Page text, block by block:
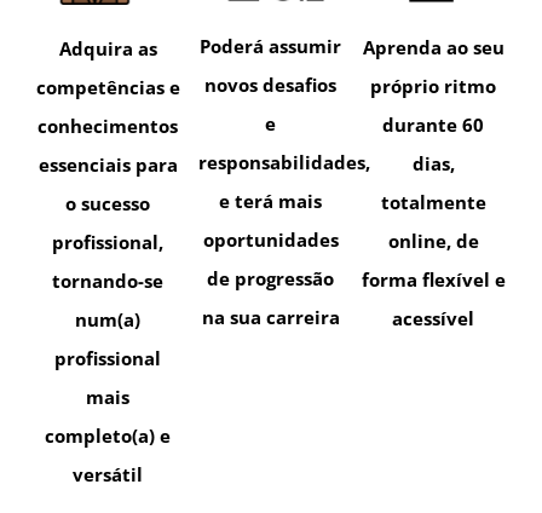
Adquira as
competências e
conhecimentos
essenciais para
o sucesso
profissional,
tornando-se
num(a)
profissional
mais
completo(a) e
versátil
Poderá assumir
novos desafios
e
responsabilidades,
e terá mais
oportunidades
de progressão
na sua carreira
Aprenda ao seu
próprio ritmo
durante 60
dias,
totalmente
online, de
forma flexível e
acessível